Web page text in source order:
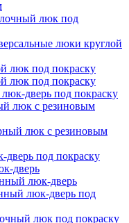
люк под
люки круглой
люк под покраску
люк под покраску
дверь под покраску
люк с резиновым
люк с резиновым
под покраску
дверь
люк-дверь
люк-дверь под
люк под покраску